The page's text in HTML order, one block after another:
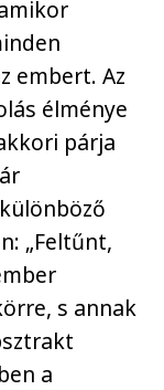
embert. Az
élménye
párja
„Feltűnt,
s annak
a